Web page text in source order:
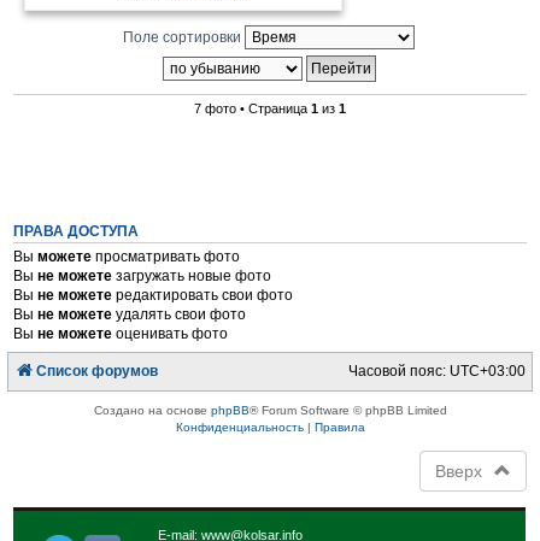
Поле сортировки
7 фото • Страница 1 из 1
ПРАВА ДОСТУПА
Выможете просматривать фото
Выне можете загружать новые фото
Выне можете редактировать свои фото
Выне можете удалять свои фото
Выне можете оценивать фото
Список форумов Часовой пояс: UTC+03:00
Создано на основе phpBB® Forum Software © phpBB Limited
Конфиденциальность| Правила
Вверх
E-mail:www@kolsar.info